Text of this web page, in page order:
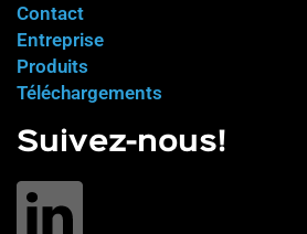
Contact
Entreprise
Produits
Téléchargements
Suivez-nous!